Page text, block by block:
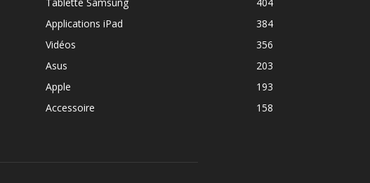
Applications iPad
384
Vidéos
356
Asus
203
Apple
193
Accessoire
158